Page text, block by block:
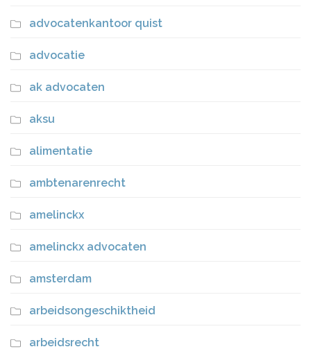
advocatenkantoor quist
advocatie
ak advocaten
aksu
alimentatie
ambtenarenrecht
amelinckx
amelinckx advocaten
amsterdam
arbeidsongeschiktheid
arbeidsrecht